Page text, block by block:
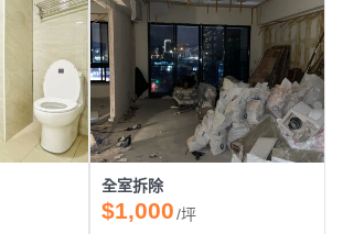
全室拆除
$1,000/坪